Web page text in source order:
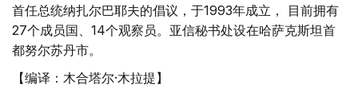
首任总统纳扎尔巴耶夫的倡议，于1993年成立， 目前拥有
27个成员国、14个观察员。亚信秘书处设在哈萨克斯坦首
都努尔苏丹市。
【编译：木合塔尔·木拉提】